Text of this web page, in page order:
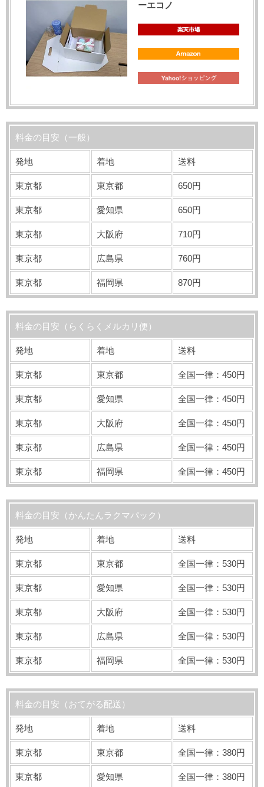
ーエコノ
料金の目安（一般）
発地 着地 送料
東京都 東京都 650円
東京都 愛知県 650円
東京都 大阪府 710円
東京都 広島県 760円
東京都 福岡県 870円
料金の目安（らくらくメルカリ便）
発地 着地 送料
東京都 東京都 全国一律：450円
東京都 愛知県 全国一律：450円
東京都 大阪府 全国一律：450円
東京都 広島県 全国一律：450円
東京都 福岡県 全国一律：450円
料金の目安（かんたんラクマパック）
発地 着地 送料
東京都 東京都 全国一律：530円
東京都 愛知県 全国一律：530円
東京都 大阪府 全国一律：530円
東京都 広島県 全国一律：530円
東京都 福岡県 全国一律：530円
料金の目安（おてがる配送）
発地 着地 送料
東京都 東京都 全国一律：380円
東京都 愛知県 全国一律：380円